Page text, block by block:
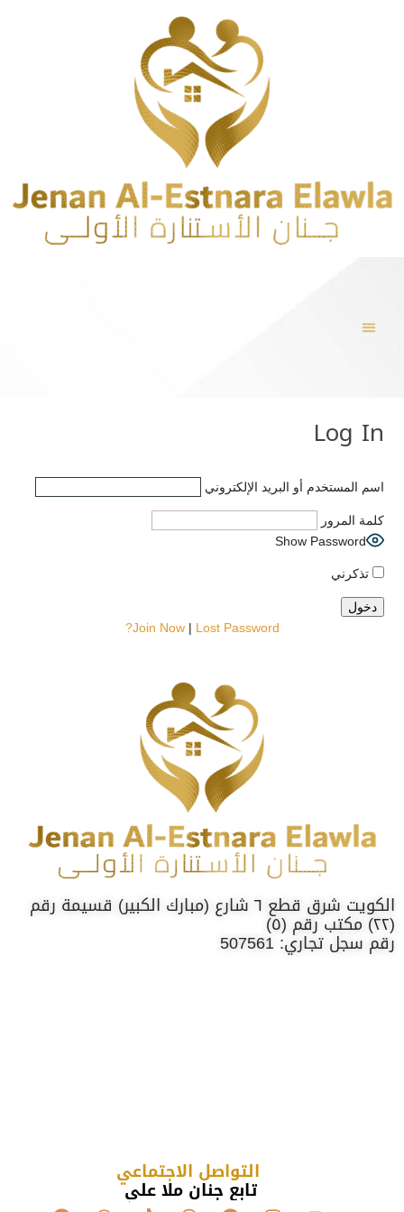
Log In
اسم المستخدم أو البريد الإلكتروني
كلمة المرور
Show Password
تذكرني
Join Now| Lost Password?
الكويت شرق قطع ٦ شارع (مبارك الكبير) قسيمة رقم
(٢٢) مكتب رقم (٥)
رقم سجل تجاري: 507561
التواصل الاجتماعي
تابع جنان ملا علي